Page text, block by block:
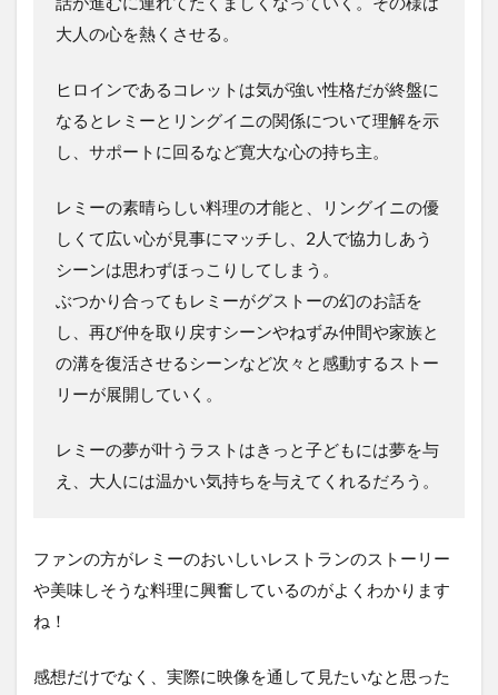
大人の心を熱くさせる。
ヒロインであるコレットは気が強い性格だが終盤に
なるとレミーとリングイニの関係について理解を示
し、サポートに回るなど寛大な心の持ち主。
レミーの素晴らしい料理の才能と、リングイニの優
しくて広い心が見事にマッチし、2人で協力しあう
シーンは思わずほっこりしてしまう。
ぶつかり合ってもレミーがグストーの幻のお話を
し、再び仲を取り戻すシーンやねずみ仲間や家族と
の溝を復活させるシーンなど次々と感動するストー
リーが展開していく。
レミーの夢が叶うラストはきっと子どもには夢を与
え、大人には温かい気持ちを与えてくれるだろう。
ファンの方がレミーのおいしいレストランのストーリー
や美味しそうな料理に興奮しているのがよくわかります
ね！
感想だけでなく、実際に映像を通して見たいなと思った